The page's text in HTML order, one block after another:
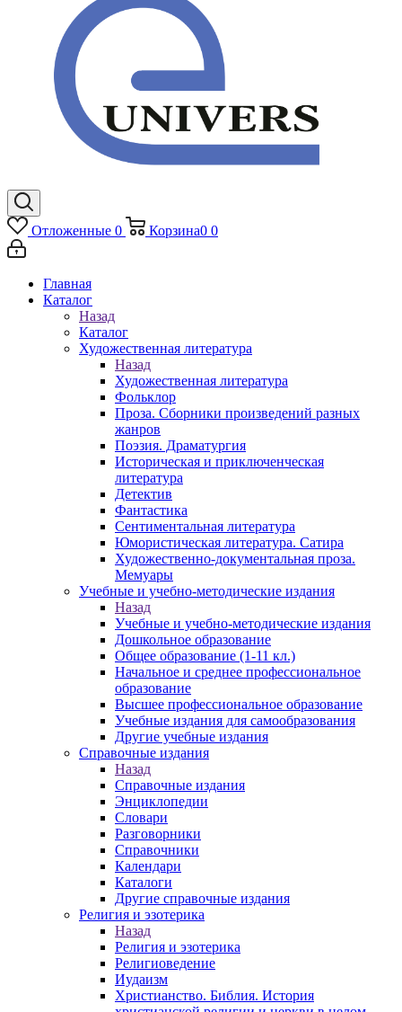
Отложенные 0 Корзина0 0
Главная
Каталог
Назад
Каталог
Художественная литература
Назад
Художественная литература
Фольклор
Проза. Сборники произведений разных
жанров
Поэзия. Драматургия
Историческая и приключенческая
литература
Детектив
Фантастика
Сентиментальная литература
Юмористическая литература. Сатира
Художественно-документальная проза.
Мемуары
Учебные и учебно-методические издания
Назад
Учебные и учебно-методические издания
Дошкольное образование
Общее образование (1-11 кл.)
Начальное и среднее профессиональное
образование
Высшее профессиональное образование
Учебные издания для самообразования
Другие учебные издания
Справочные издания
Назад
Справочные издания
Энциклопедии
Словари
Разговорники
Справочники
Календари
Каталоги
Другие справочные издания
Религия и эзотерика
Назад
Религия и эзотерика
Религиоведение
Иудаизм
Христианство. Библия. История